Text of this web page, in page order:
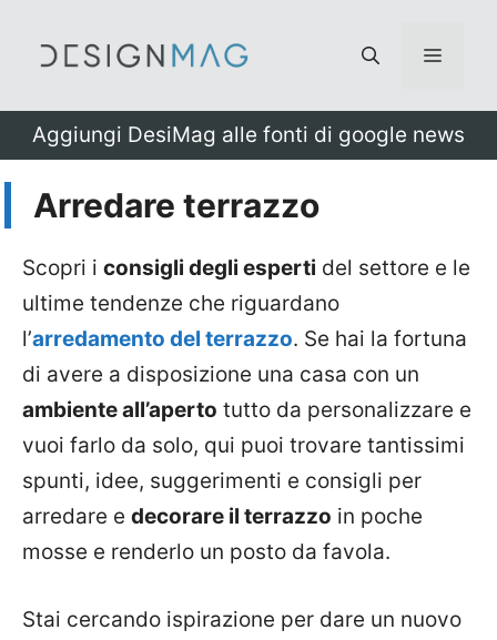
Menu
Aggiungi DesiMag alle fonti di google news
Arredare terrazzo
Scopri i consigli degli esperti del settore e le
ultime tendenze che riguardano
l’arredamento del terrazzo. Se hai la fortuna
di avere a disposizione una casa con un
ambiente all’aperto tutto da personalizzare e
vuoi farlo da solo, qui puoi trovare tantissimi
spunti, idee, suggerimenti e consigli per
arredare e decorare il terrazzo in poche
mosse e renderlo un posto da favola.
Stai cercando ispirazione per dare un nuovo